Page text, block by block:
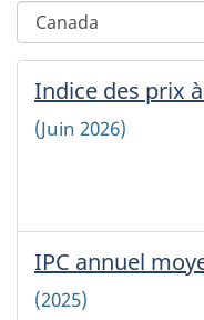
Choisir
une
région
géographique
Changing
any
selection
will
automatically
update
Région
géographique
choisie:
Canada
Indice des prix
(Juin 2026)
IPC annuel
(2025)